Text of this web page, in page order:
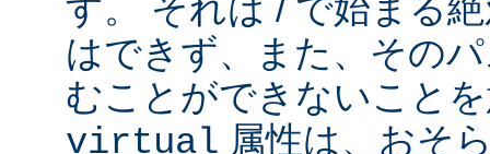
す。 それは / で始まる
はできず、また、その
むことができないこと
virtual 属性は、おそ